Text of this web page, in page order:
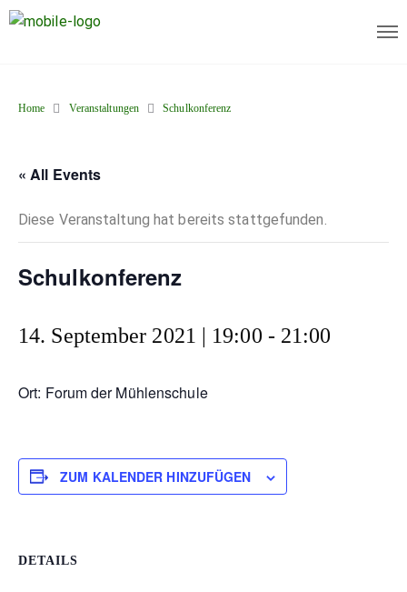
Home Veranstaltungen Schulkonferenz
« All Events
Diese Veranstaltung hat bereits stattgefunden.
Schulkonferenz
14. September 2021 | 19:00 - 21:00
Ort: Forum der Mühlenschule
ZUM KALENDER HINZUFÜGEN
DETAILS